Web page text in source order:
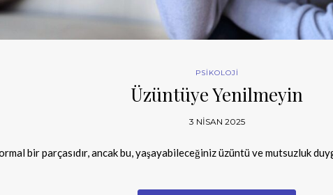
PSİKOLOJİ
Üzüntüye Yenilmeyin
3 NISAN 2025
bir parçasıdır, ancak bu, yaşayabileceğiniz üzüntü ve mutsuzluk